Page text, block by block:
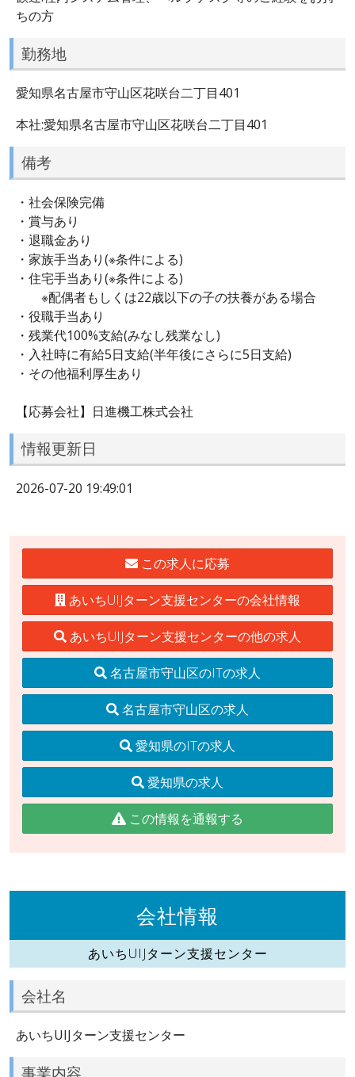
ちの方
勤務地
愛知県名古屋市守山区花咲台二丁目401
本社:愛知県名古屋市守山区花咲台二丁目401
備考
・社会保険完備
・賞与あり
・退職金あり
・家族手当あり(※条件による)
・住宅手当あり(※条件による)
※配偶者もしくは22歳以下の子の扶養がある場合
・役職手当あり
・残業代100%支給(みなし残業なし)
・入社時に有給5日支給(半年後にさらに5日支給)
・その他福利厚生あり
【応募会社】日進機工株式会社
情報更新日
2026-07-20 19:49:01
この求人に応募
あいちUIJターン支援センターの会社情報
あいちUIJターン支援センターの他の求人
名古屋市守山区のITの求人
名古屋市守山区の求人
愛知県のITの求人
愛知県の求人
この情報を通報する
会社情報
あいちUIJターン支援センター
会社名
あいちUIJターン支援センター
事業内容